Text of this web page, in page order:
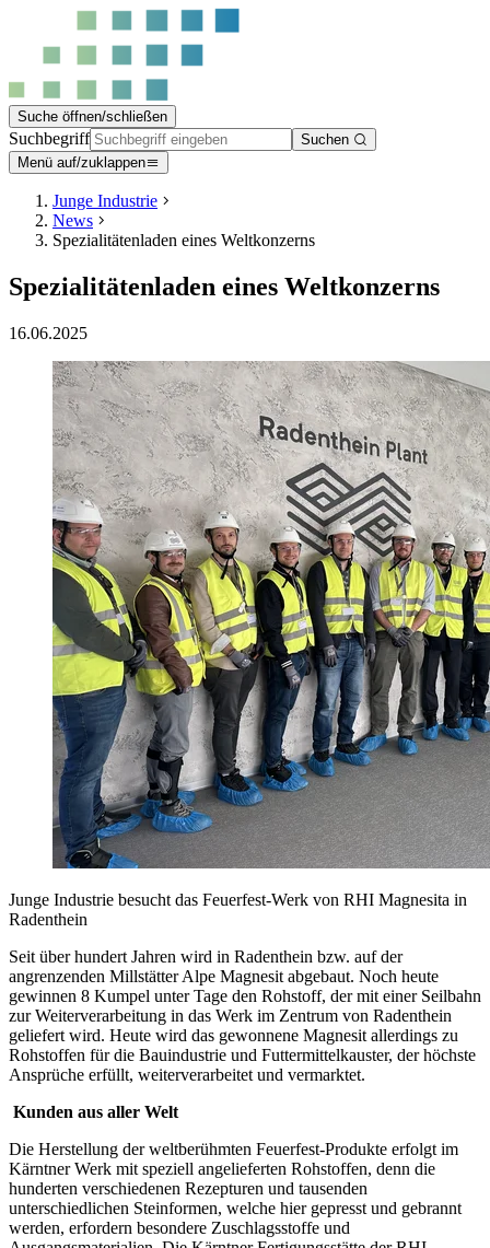
Suche öffnen/schließen
Suchbegriff
Suchen
Menü auf/zuklappen
Junge Industrie
News
Spezialitätenladen eines Weltkonzerns
Spezialitätenladen eines Weltkonzerns
16.06.2025
Junge Industrie besucht das Feuerfest-Werk von RHI Magnesita in
Radenthein
Seit über hundert Jahren wird in Radenthein bzw. auf der
angrenzenden Millstätter Alpe Magnesit abgebaut. Noch heute
gewinnen 8 Kumpel unter Tage den Rohstoff, der mit einer Seilbahn
zur Weiterverarbeitung in das Werk im Zentrum von Radenthein
geliefert wird. Heute wird das gewonnene Magnesit allerdings zu
Rohstoffen für die Bauindustrie und Futtermittelkauster, der höchste
Ansprüche erfüllt, weiterverarbeitet und vermarktet.
Kunden aus aller Welt
Die Herstellung der weltberühmten Feuerfest-Produkte erfolgt im
Kärntner Werk mit speziell angelieferten Rohstoffen, denn die
hunderten verschiedenen Rezepturen und tausenden
unterschiedlichen Steinformen, welche hier gepresst und gebrannt
werden, erfordern besondere Zuschlagsstoffe und